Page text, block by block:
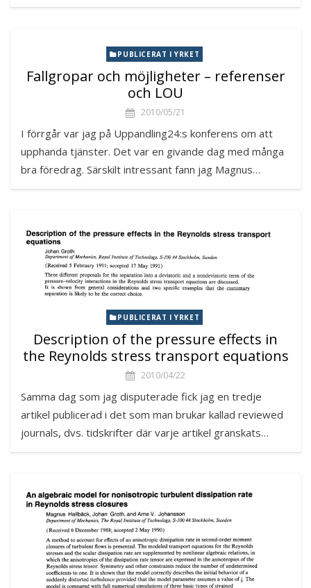
PUBLICERAT I YRKET
Fallgropar och möjligheter – referenser
och LOU
2010/05/21
I förrgår var jag på Uppandling24:s konferens om att
upphanda tjänster. Det var en givande dag med många
bra föredrag. Särskilt intressant fann jag Magnus…
PUBLICERAT I YRKET
Description of the pressure effects in
the Reynolds stress transport equations
2010/04/22
Samma dag som jag disputerade fick jag en tredje
artikel publicerad i det som man brukar kallad reviewed
journals, dvs. tidskrifter där varje artikel granskats…